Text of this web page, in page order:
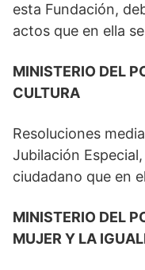
esta Fundación,
actos que en ella
MINISTERIO DEL
CULTURA
Resoluciones
Jubilación
ciudadano que en
MINISTERIO DEL
MUJER Y LA